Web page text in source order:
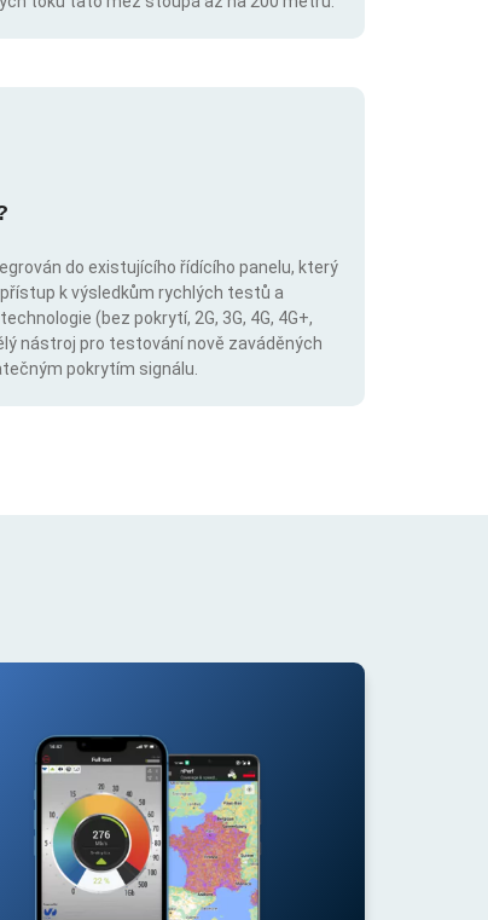
do existujícího řídícího panelu, který
k výsledkům rychlých testů a
(bez pokrytí, 2G, 3G, 4G, 4G+,
nástroj pro testování nově zaváděných
pokrytím signálu.